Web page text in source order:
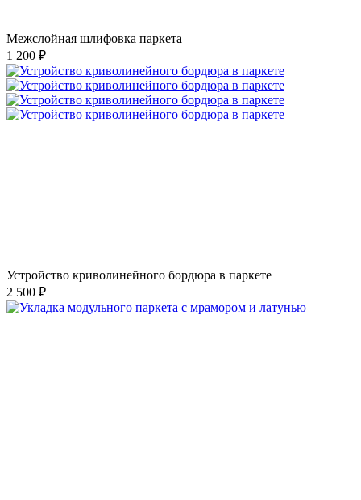
Межслойная шлифовка паркета
1 200 ₽
Устройство криволинейного бордюра в паркете
2 500 ₽